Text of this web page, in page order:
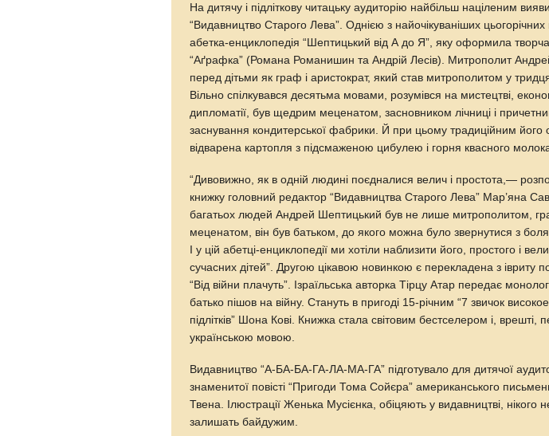
На дитячу і підліткову читацьку аудиторію найбільш націленим
“Видавництво Старого Лева”. Однією з найочікуваніших
абетка-енциклопедія “Шептицький від А до Я”, яку оформила
“Аґрафка” (Романа Романишин та Андрій Лесів). Митрополит
перед дітьми як граф і аристократ, який став митрополитом у
Вільно спілкувався десятьма мовами, розумівся на мистецтві,
дипломатії, був щедрим меценатом, засновником лічниці і
заснування кондитерської фабрики. Й при цьому традиційним його
відварена картопля з підсмаженою цибулею і горня квасного
“Дивовижно, як в одній людині поєдналися велич і простота,—
книжку головний редактор “Видавництва Старого Лева” Мар’яна
багатьох людей Андрей Шептицький був не лише митрополитом,
меценатом, він був батьком, до якого можна було звернутися з
І у цій абетці-енциклопедії ми хотіли наблизити його, простого і
сучасних дітей”. Другою цікавою новинкою є перекладена з івриту
“Від війни плачуть”. Ізраїльська авторка Тірцу Атар передає
батько пішов на війну. Стануть в пригоді 15-річним “7 звичок
підлітків” Шона Кові. Книжка стала світовим бестселером і, врешті,
українською мовою.
Видавництво “А-БА-БА-ГА-ЛА-МА-ГА” підготувало для дитячої
знаменитої повісті “Пригоди Тома Сойєра” американського
Твена. Ілюстрації Женька Мусієнка, обіцяють у видавництві, нікого
залишать байдужим.